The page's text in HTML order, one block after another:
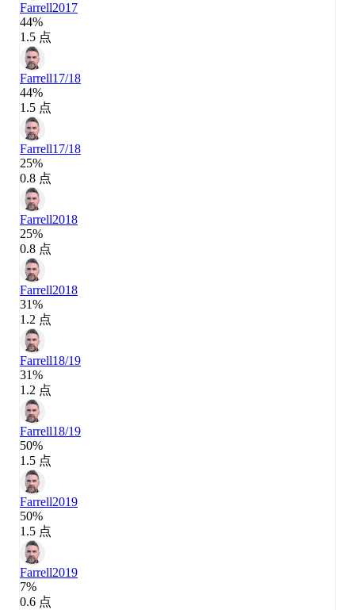
Farrell2017
44%
1.5 点
Farrell17/18
44%
1.5 点
Farrell17/18
25%
0.8 点
Farrell2018
25%
0.8 点
Farrell2018
31%
1.2 点
Farrell18/19
31%
1.2 点
Farrell18/19
50%
1.5 点
Farrell2019
50%
1.5 点
Farrell2019
7%
0.6 点